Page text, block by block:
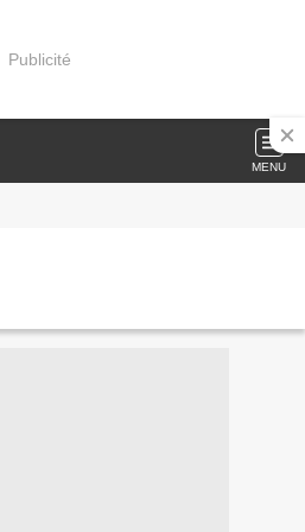
Publicité
MENU